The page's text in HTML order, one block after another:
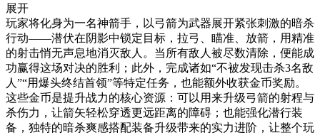
展开
玩家将化身为一名神箭手，以弓箭为武器展开紧张刺激的暗杀
行动——潜伏在阴影中锁定目标，拉弓、瞄准、放箭，用精准
的射击悄无声息地消灭敌人。当所有敌人被尽数清除，便能成
功赢得这场对决的胜利；此外，完成诸如“不被发现击杀3名敌
人”“用爆头终结首领”等特定任务，也能额外收获金币奖励。
这些金币是提升战力的核心资源：可以用来升级弓箭的射程与
杀伤力，让箭矢轻松穿透更远距离的障碍；也能强化潜行装
备，独特的暗杀爽感搭配装备升级带来的实力进阶，让整个玩